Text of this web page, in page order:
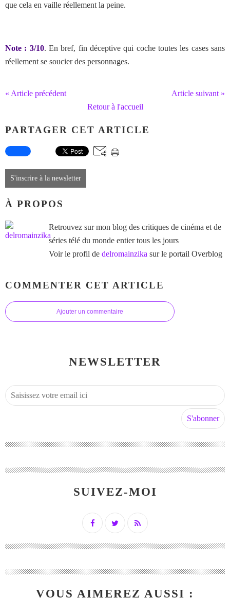
que cela en vaille réellement la peine.
Note : 3/10. En bref, fin déceptive qui coche toutes les cases sans
réellement se soucier des personnages.
« Article précédent
Article suivant »
Retour à l'accueil
PARTAGER CET ARTICLE
S'inscrire à la newsletter
À PROPOS
Retrouvez sur mon blog des critiques de cinéma et de
séries télé du monde entier tous les jours
Voir le profil de delromainzika sur le portail Overblog
COMMENTER CET ARTICLE
Ajouter un commentaire
NEWSLETTER
SUIVEZ-MOI
VOUS AIMEREZ AUSSI :